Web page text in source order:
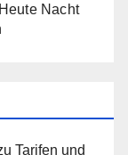
Nacht
Tarifen und